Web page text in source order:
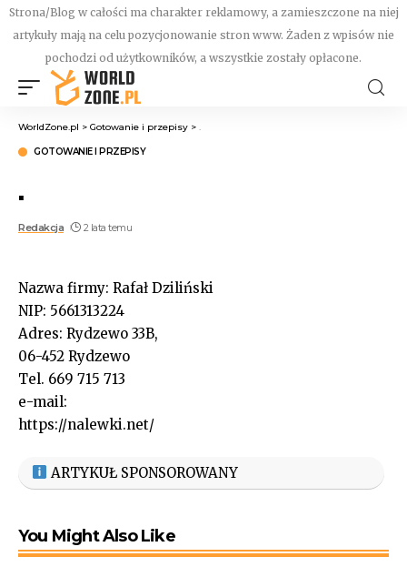
Strona/Blog w całości ma charakter reklamowy, a zamieszczone na niej
artykuły mają na celu pozycjonowanie stron www. Żaden z wpisów nie
pochodzi od użytkowników, a wszystkie zostały opłacone.
WorldZone.pl > Gotowanie i przepisy > .
GOTOWANIE I PRZEPISY
.
Redakcja 2 lata temu
Nazwa firmy: Rafał Dziliński
NIP: 5661313224
Adres: Rydzewo 33B,
06-452 Rydzewo
Tel. 669 715 713
e-mail:
https://nalewki.net/
ARTYKUŁ SPONSOROWANY
You Might Also Like